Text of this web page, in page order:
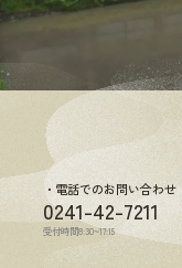
電話でのお問い合わせ
0241-42-7211
受付時間8:30~17:15